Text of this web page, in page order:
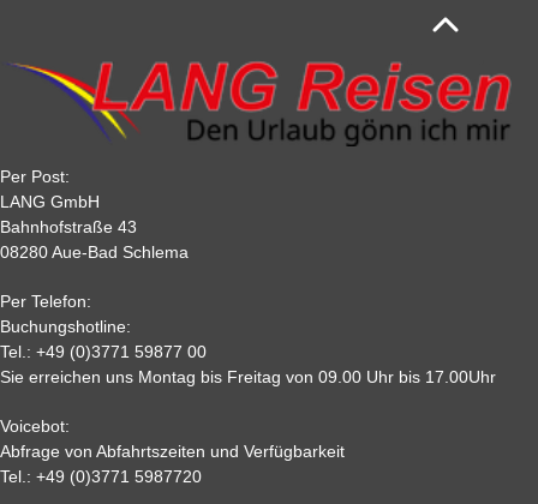
Per Post:
LANG GmbH
Bahnhofstraße 43
08280 Aue-Bad Schlema
Per Telefon:
Buchungshotline:
Tel.: +49 (0)3771 59877 00
Sie erreichen uns Montag bis Freitag von 09.00 Uhr bis 17.00Uhr
Voicebot:
Abfrage von Abfahrtszeiten und Verfügbarkeit
Tel.: +49 (0)3771 5987720